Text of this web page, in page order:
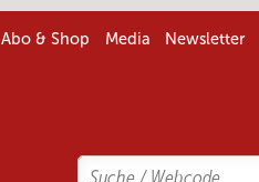
Abo & Shop Media Newsletter
Search
Suchen